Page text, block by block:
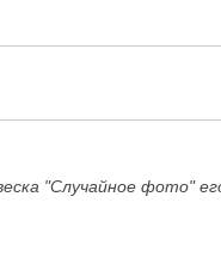
"Случайное фото"